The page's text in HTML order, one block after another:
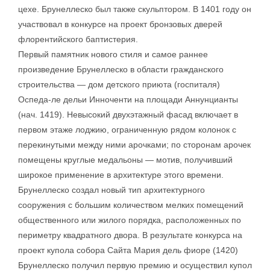
цехе. Брунеллеско был также скульптором. В 1401 году он
участвовал в конкурсе на проект бронзовых дверей
флорентийского баптистерия.
Первый памятник нового стиля и самое раннее
произведение Брунеллеско в области гражданского
строительства — дом детского приюта (госпиталя)
Оспеда-ле дельи Инноченти на площади Аннунцианты
(нач. 1419). Невысокий двухэтажный фасад включает в
первом этаже лоджию, ограниченную рядом колонок с
перекинутыми между ними арочками; по сторонам арочек
помещены круглые медальоны — мотив, получивший
широкое применение в архитектуре этого времени.
Брунеллеско создал новый тип архитектурного
сооружения с большим количеством мелких помещений
общественного или жилого порядка, расположенных по
периметру квадратного двора. В результате конкурса на
проект купола собора Сайта Мария дель фиоре (1420)
Брунеллеско получил первую премию и осуществил купол